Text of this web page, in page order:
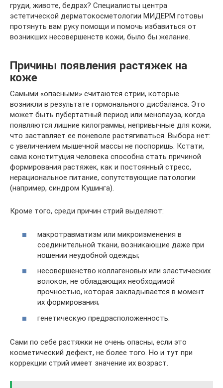
груди, животе, бедрах? Специалисты центра
эстетической дерматокосметологии МИДЕРМ готовы
протянуть вам руку помощи и помочь избавиться от
возникших несовершенств кожи, было бы желание.
Причины появления растяжек на
коже
Самыми «опасными» считаются стрии, которые
возникли в результате гормонального дисбаланса. Это
может быть пубертатный период или менопауза, когда
появляются лишние килограммы, непривычные для кожи,
что заставляет ее поневоле растягиваться. Выбора нет:
с увеличением мышечной массы не поспоришь. Кстати,
сама конституция человека способна стать причиной
формирования растяжек, как и постоянный стресс,
нерациональное питание, сопутствующие патологии
(например, синдром Кушинга).
Кроме того, среди причин стрий выделяют:
макротравматизм или микроизменения в
соединительной ткани, возникающие даже при
ношении неудобной одежды;
несовершенство коллагеновых или эластических
волокон, не обладающих необходимой
прочностью, которая закладывается в момент
их формирования;
генетическую предрасположенность.
Сами по себе растяжки не очень опасны, если это
косметический дефект, не более того. Но и тут при
коррекции стрий имеет значение их возраст.